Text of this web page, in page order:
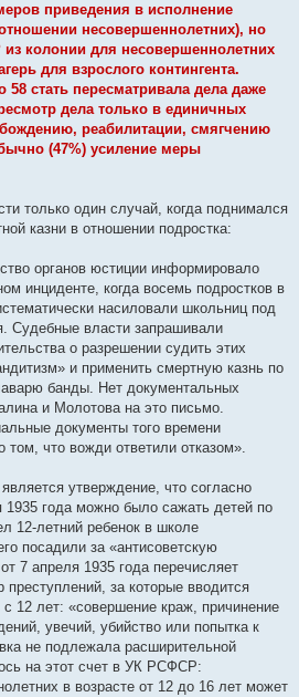
приведения в исполнение
несовершеннолетних), но
колонии для несовершеннолетних
для взрослого контингента.
58 стать пересматривала дела даже
дела только в единичных
реабилитации, смягчению
(47%) усиление меры
только один случай, когда поднимался
казни в отношении подростка:
органов юстиции информировало
инциденте, когда восемь подростков в
насиловали школьниц под
Судебные власти запрашивали
о разрешении судить этих
и применить смертную казнь по
банды. Нет документальных
и Молотова на это письмо.
документы того времени
том, что вожди ответили отказом».
утверждение, что согласно
1935 года можно было сажать детей по
12-летний ребенок в школе
посадили за «антисоветскую
7 апреля 1935 года перечисляет
преступлений, за которые вводится
с 12 лет: «совершение краж, причинение
увечий, убийство или попытка к
не подлежала расширительной
на этот счет в УК РСФСР:
в возрасте от 12 до 16 лет может